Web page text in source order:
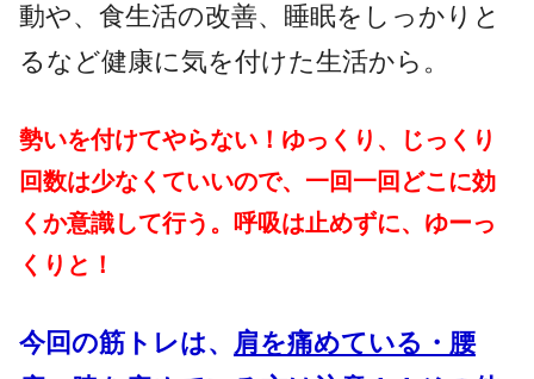
動や、食生活の改善、睡眠をしっかりと
るなど健康に気を付けた生活から。
勢いを付けてやらない！ ゆっくり、じっくり
回数は少なくていいので、 一回一回どこに効
くか意識して行う。
呼吸は止めずに、ゆーっ
くりと！
今回の筋トレは、 肩を痛めている・ 腰